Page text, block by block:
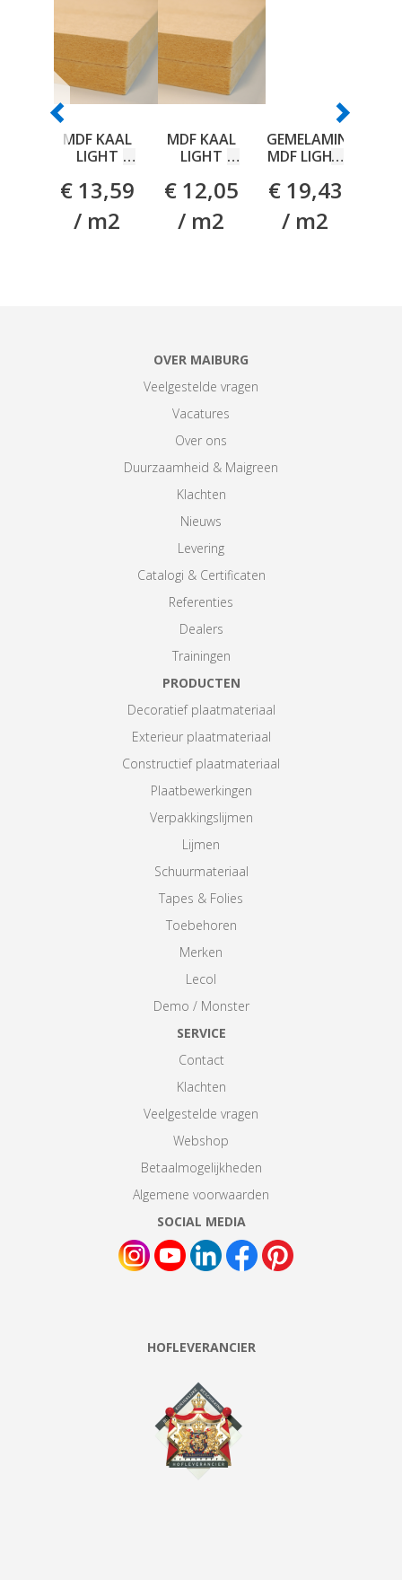
MDF KAAL
LIGHT
3050X1300X18MM
€ 13,59
/ m2
MDF KAAL
LIGHT
3050X1300X16MM
€ 12,05
/ m2
GEMELAMINEERD
MDF LIGHT
VOCHTWEREND
WIT
OVERLAKBAAR
€ 19,43
/ m2
OVER MAIBURG
Veelgestelde vragen
Vacatures
Over ons
Duurzaamheid & Maigreen
Klachten
Nieuws
Levering
Catalogi & Certificaten
Referenties
Dealers
Trainingen
PRODUCTEN
Decoratief plaatmateriaal
Exterieur plaatmateriaal
Constructief plaatmateriaal
Plaatbewerkingen
Verpakkingslijmen
Lijmen
Schuurmateriaal
Tapes & Folies
Toebehoren
Merken
Lecol
Demo / Monster
SERVICE
Contact
Klachten
Veelgestelde vragen
Webshop
Betaalmogelijkheden
Algemene voorwaarden
SOCIAL MEDIA
HOFLEVERANCIER